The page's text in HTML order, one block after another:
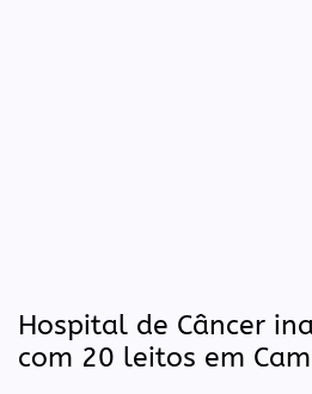
Hospital de Câncer
com 20 leitos em